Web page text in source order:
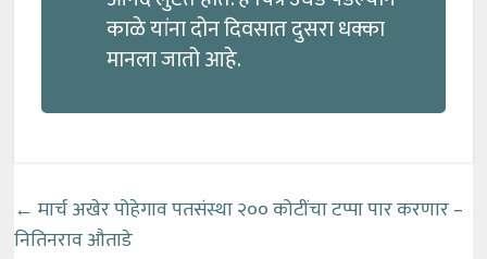
काळे यांना दोन दिवसात दुसरा धक्का
मानला जातो आहे.
← मार्च अखेर पोहेगाव पतसंस्था २०० कोटींचा टप्पा पार करणार –
नितिनराव औताडे